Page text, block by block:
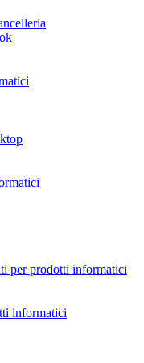
per prodotti informatici
informatici